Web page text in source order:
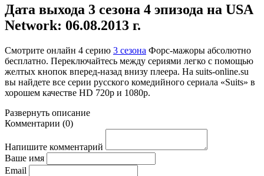
Дата выхода 3 сезона 4 эпизода на USA
Network: 06.08.2013 г.
Смотрите онлайн 4 серию 3 сезона Форс-мажоры абсолютно
бесплатно. Переключайтесь между сериями легко с помощью
желтых кнопок вперед-назад внизу плеера. На suits-online.su
вы найдете все серии русского комедийного сериала «Suits» в
хорошем качестве HD 720p и 1080p.
Развернуть описание
Комментарии (0)
Напишите комментарий
Ваше имя
Email